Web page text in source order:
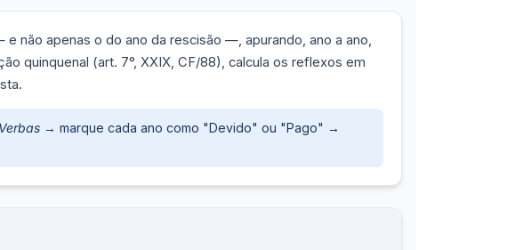
não apenas o do ano da rescisão —, apurando, ano a ano,
quinquenal (art. 7°, XXIX, CF/88), calcula os reflexos em
→ marque cada ano como "Devido" ou "Pago" →